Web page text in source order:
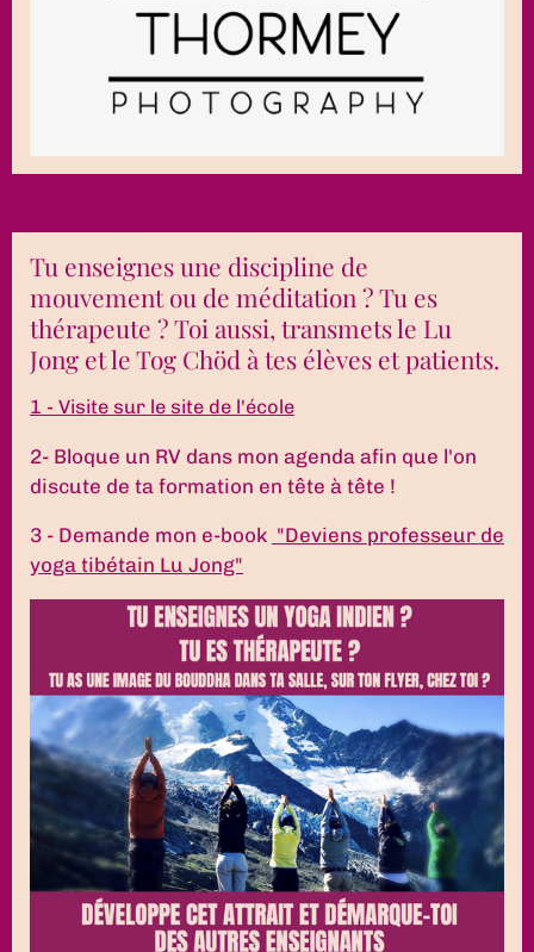
Tu enseignes une discipline de
mouvement ou de méditation ? Tu es
thérapeute ? Toi aussi, transmets le Lu
Jong et le Tog Chöd à tes élèves et patients.
1 - Visite sur le site de l'école
2- Bloque un RV dans mon agenda afin que l'on
discute de ta formation en tête à tête !
3 - Demande mon e-book "Deviens professeur de
yoga tibétain Lu Jong"